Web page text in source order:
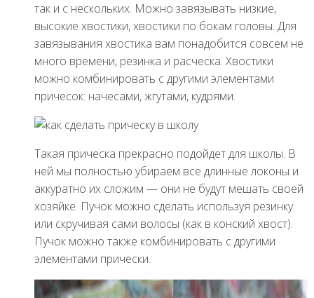
так и с нескольких. Можно завязывать низкие,
высокие хвостики, хвостики по бокам головы. Для
завязывания хвостика вам понадобится совсем не
много времени, резинка и расческа. Хвостики
можно комбинировать с другими элементами
причесок: начесами, жгутами, кудрями.
Такая прическа прекрасно подойдет для школы. В
ней мы полностью убираем все длинные локоны и
аккуратно их сложим — они не будут мешать своей
хозяйке. Пучок можно сделать используя резинку
или скручивая сами волосы (как в конский хвост).
Пучок можно также комбинировать с другими
элементами прически.